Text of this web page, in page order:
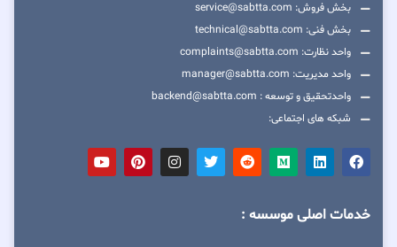
بخش فروش: service@sabtta.com
بخش فنی: technical@sabtta.com
واحد نظارت: complaints@sabtta.com
واحد مدیریت: manager@sabtta.com
واحدتحقیق و توسعه : backend@sabtta.com
شبکه های اجتماعی:
خدمات اصلی موسسه :